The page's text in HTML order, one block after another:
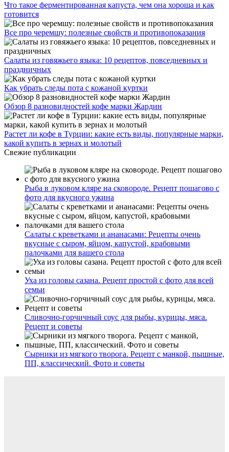
Что такое ферментированная капуста, чем она хороша и как
готовится
Все про черемшу: полезные свойств и противопоказания
Салаты из говяжьего языка: 10 рецептов, повседневных и
праздничных
Как убрать следы пота с кожаной куртки
Обзор 8 разновидностей кофе марки Жардин
Растет ли кофе в Турции: какие есть виды, популярные марки,
какой купить в зернах и молотый
Свежие публикации
Рыба в луковом кляре на сковороде. Рецепт пошагово с
фото для вкусного ужина
Салаты с креветками и ананасами: Рецепты очень
вкусные с сыром, яйцом, капустой, крабовыми
палочками для вашего стола
Уха из головы сазана. Рецепт простой с фото для всей
семьи
Сливочно-горчичный соус для рыбы, курицы, мяса.
Рецепт и советы
Сырники из мягкого творога. Рецепт с манкой, пышные,
ПП, классический. Фото и советы